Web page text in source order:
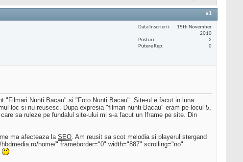
#1
Data înscrierii
15th November
2010
Posturi
2
Putere Rep
0
"Filmari Nunti Bacau" si "Foto Nunti Bacau". Site-ul e facut in luna
loc si nu reusesc. Dupa expresia "filmari nunti Bacau" eram pe locul 5,
sa ruleze pe fundalul site-ului mi s-a facut un Iframe pe site. Din
ma afecteaza la SEO. Am reusit sa scot melodia si playerul stergand
home/" frameborder="0" width="887" scrolling="no"